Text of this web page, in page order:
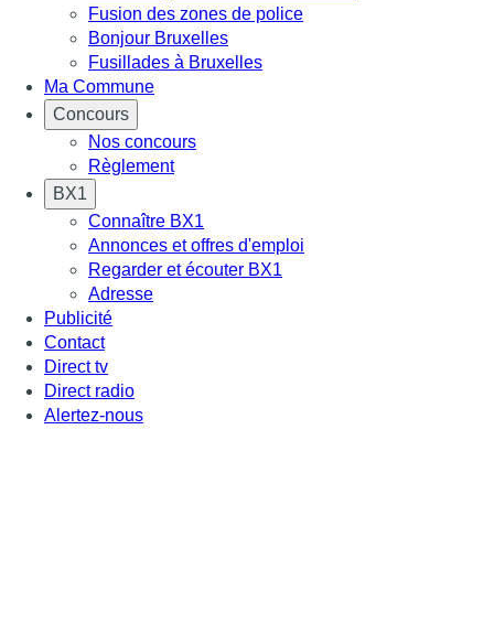
Fusion des zones de police
Bonjour Bruxelles
Fusillades à Bruxelles
Ma Commune
Concours
Nos concours
Règlement
BX1
Connaître BX1
Annonces et offres d'emploi
Regarder et écouter BX1
Adresse
Publicité
Contact
Direct tv
Direct radio
Alertez-nous